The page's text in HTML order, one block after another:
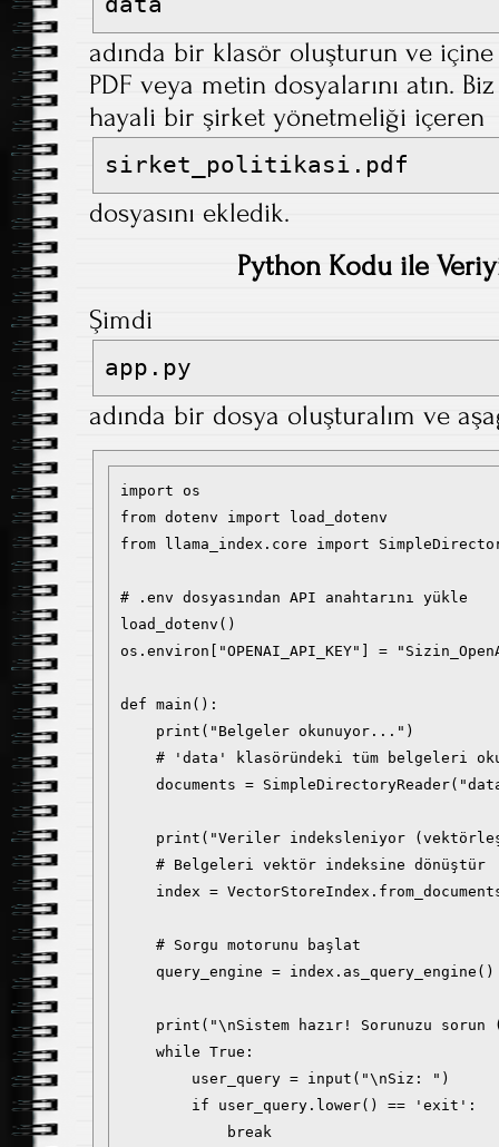
adında bir klasör oluşturun ve
PDF veya metin dosyalarını atın.
hayali bir şirket yönetmeliği içeren
sirket_politikasi.pdf
dosyasını ekledik.
Python Kodu ile
Şimdi
app.py
adında bir dosya oluşturalım ve
import os
from dotenv import load_dotenv
from llama_index.core import
# .env dosyasından API anahtarını yükle
load_dotenv()
os.environ["OPENAI_API_KEY"] =
def main():
    print("Belgeler okunuyor...")
# 'data' klasöründeki tüm belgeleri
documents =
print("Veriler indeksleniyor
    # Belgeleri vektör indeksine dönüştür
index =
    # Sorgu motorunu başlat
    query_engine = index.as_query_engine()
print("\nSistem hazır! Sorunuzu sorun
    while True:
        user_query = input("\nSiz: ")
        if user_query.lower() == 'exit':
            break